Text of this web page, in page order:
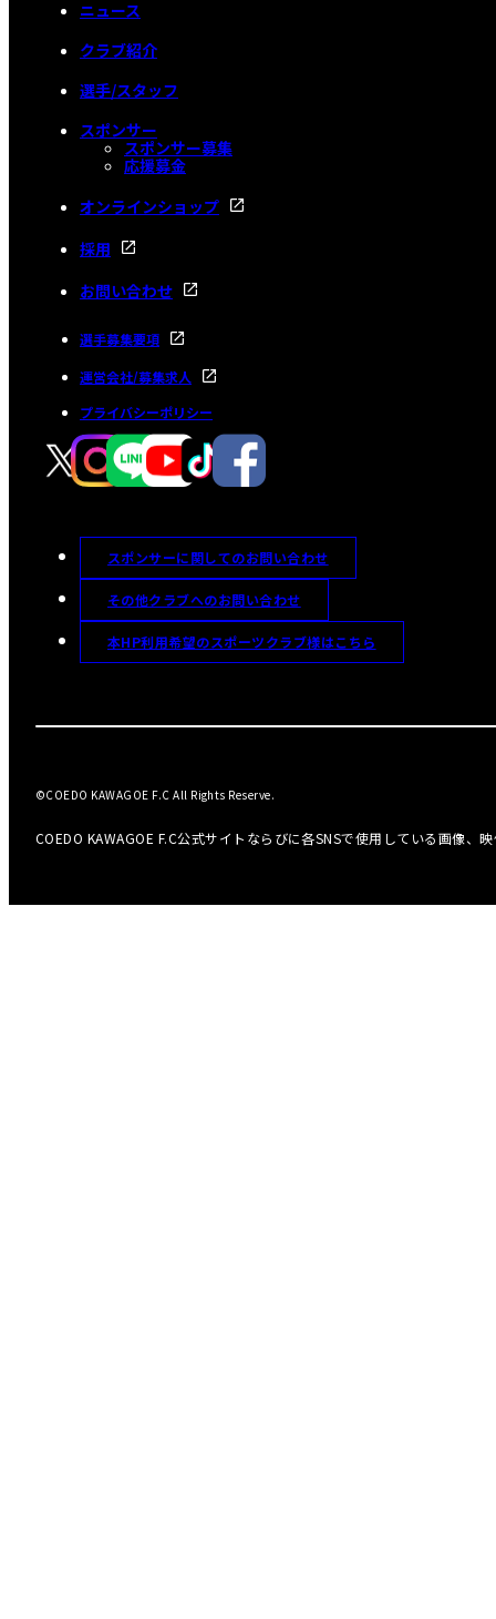
ニュース
クラブ紹介
選手/スタッフ
スポンサー
スポンサー募集
応援募金
オンラインショップ
採用
お問い合わせ
選手募集要項
運営会社/募集求人
プライバシーポリシー
スポンサーに関してのお問い合わせ
その他クラブへのお問い合わせ
本HP利用希望のスポーツクラブ様はこちら
COEDO KAWAGOE F.C公式サイトならびに各SNSで使用している画像、
©COEDO KAWAGOE F.C All Rights Reserve.